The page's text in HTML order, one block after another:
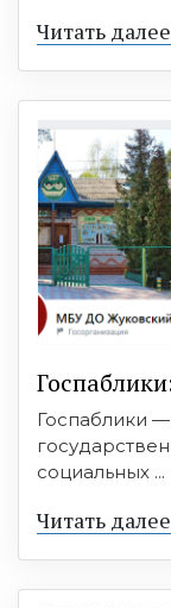
Читать далее
Госпаблики
социальных ...
Читать далее